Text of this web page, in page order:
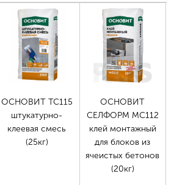
ОСНОВИТ ТС115
штукатурно-
клеевая смесь
(25кг)
ОСНОВИТ
СЕЛФОРМ МС112
клей монтажный
для блоков из
ячеистых бетонов
(20кг)